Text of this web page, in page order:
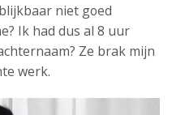
niet goed
Ik had dus al 8 uur
Ze brak mijn
werk.